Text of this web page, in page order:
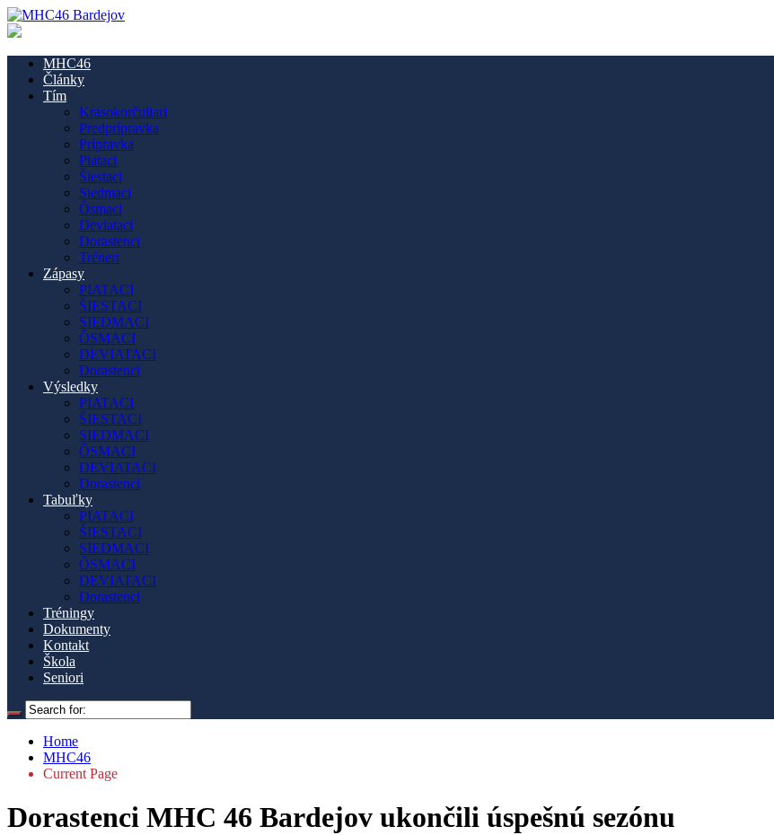
MHC46
Články
Tím
Krasokorčuliari
Predprípravka
Prípravka
Piataci
Šiestaci
Siedmaci
Ôsmaci
Deviataci
Dorastenci
Tréneri
Zápasy
PIATACI
ŠIESTACI
SIEDMACI
ÔSMACI
DEVIATACI
Dorastenci
Výsledky
PIATACI
ŠIESTACI
SIEDMACI
ÔSMACI
DEVIATACI
Dorastenci
Tabuľky
PIATACI
ŠIESTACI
SIEDMACI
ÔSMACI
DEVIATACI
Dorastenci
Tréningy
Dokumenty
Kontakt
Škola
Seniori
Home
MHC46
Current Page
Dorastenci MHC 46 Bardejov ukončili úspešnú sezónu